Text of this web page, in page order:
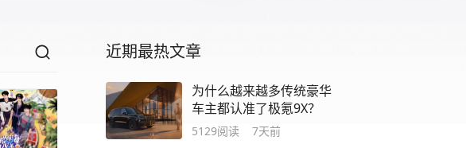
近期最热文章
为什么越来越多传统豪华
车主都认准了极氪9X？
5129阅读 7天前